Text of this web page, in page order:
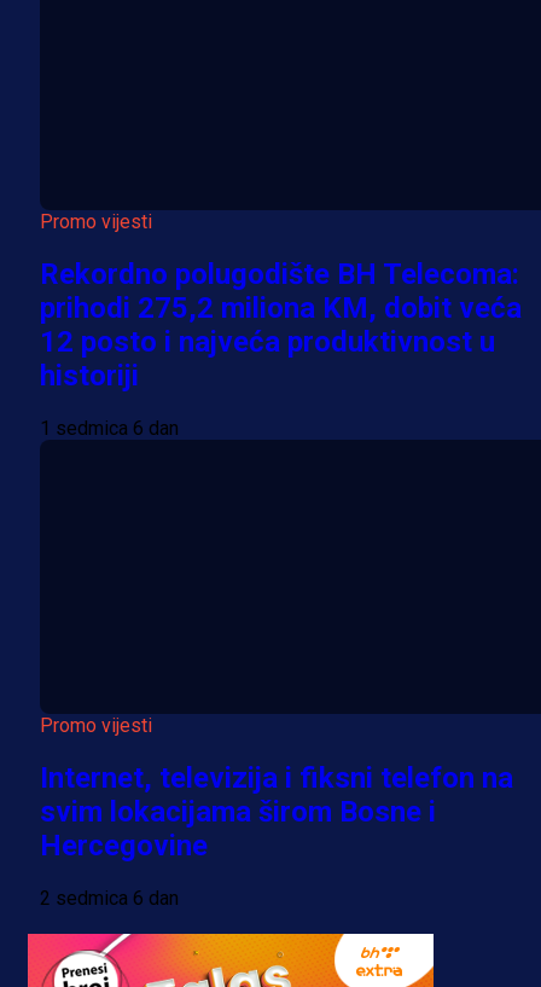
Promo vijesti
Rekordno polugodište BH Telecoma:
prihodi 275,2 miliona KM, dobit veća
12 posto i najveća produktivnost u
historiji
1 sedmica 6 dan
Promo vijesti
Internet, televizija i fiksni telefon na
svim lokacijama širom Bosne i
Hercegovine
2 sedmica 6 dan